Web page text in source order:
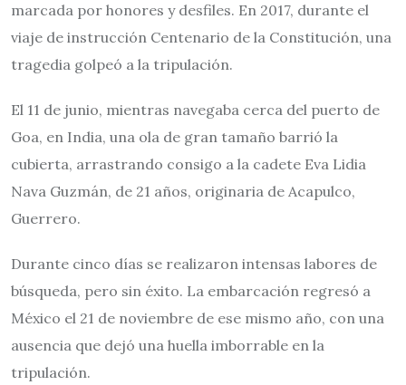
marcada por honores y desfiles. En 2017, durante el
viaje de instrucción Centenario de la Constitución, una
tragedia golpeó a la tripulación.
El 11 de junio, mientras navegaba cerca del puerto de
Goa, en India, una ola de gran tamaño barrió la
cubierta, arrastrando consigo a la cadete Eva Lidia
Nava Guzmán, de 21 años, originaria de Acapulco,
Guerrero.
Durante cinco días se realizaron intensas labores de
búsqueda, pero sin éxito. La embarcación regresó a
México el 21 de noviembre de ese mismo año, con una
ausencia que dejó una huella imborrable en la
tripulación.